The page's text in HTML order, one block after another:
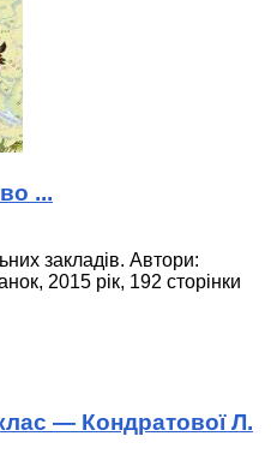
...
закладів. Автори:
2015 рік, 192 сторінки
— Кондратової Л.